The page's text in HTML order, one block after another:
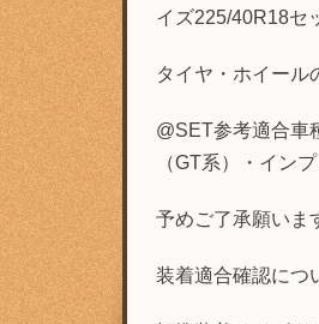
イズ225/40R18セ
タイヤ・ホイール
@SET参考適合車
（GT系）・イン
予めご了承願いま
装着適合確認につ